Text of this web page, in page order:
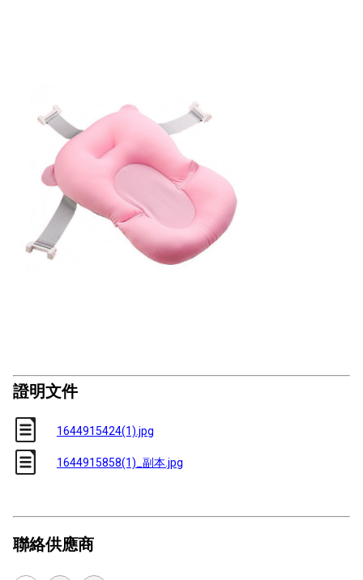
證明文件
1644915424(1).jpg
1644915858(1)_副本.jpg
聯絡供應商